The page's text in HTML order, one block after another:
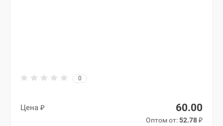
0
Цена ₽ 60.00
Оптом от:52.78₽